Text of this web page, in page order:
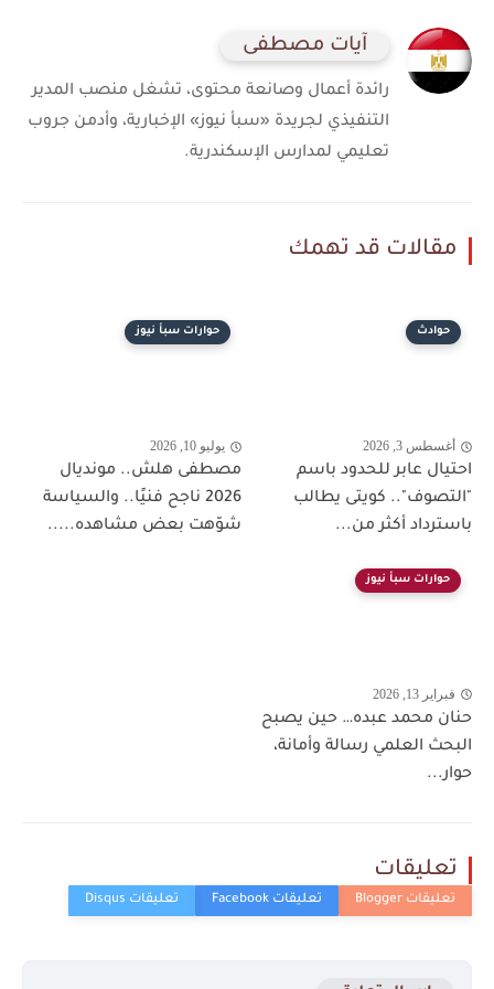
آيات مصطفى
رائدة أعمال وصانعة محتوى، تشغل منصب المدير
التنفيذي لجريدة «سبأ نيوز» الإخبارية، وأدمن جروب
تعليمي لمدارس الإسكندرية.
مقالات قد تهمك
حوادث
أغسطس 3, 2026
احتيال عابر للحدود باسم
"التصوف".. كويتى يطالب
باسترداد أكثر من...
حوارات سبأ نيوز
يوليو 10, 2026
مصطفى هلش.. مونديال
2026 ناجح فنيًا.. والسياسة
شوّهت بعض مشاهده.....
حوارات سبأ نيوز
فبراير 13, 2026
حنان محمد عبده… حين يصبح
البحث العلمي رسالة وأمانة،
حوار...
تعليقات